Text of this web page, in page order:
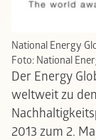
National Energy
Foto: National
Der Energy
weltweit zu
2013 zum 2.